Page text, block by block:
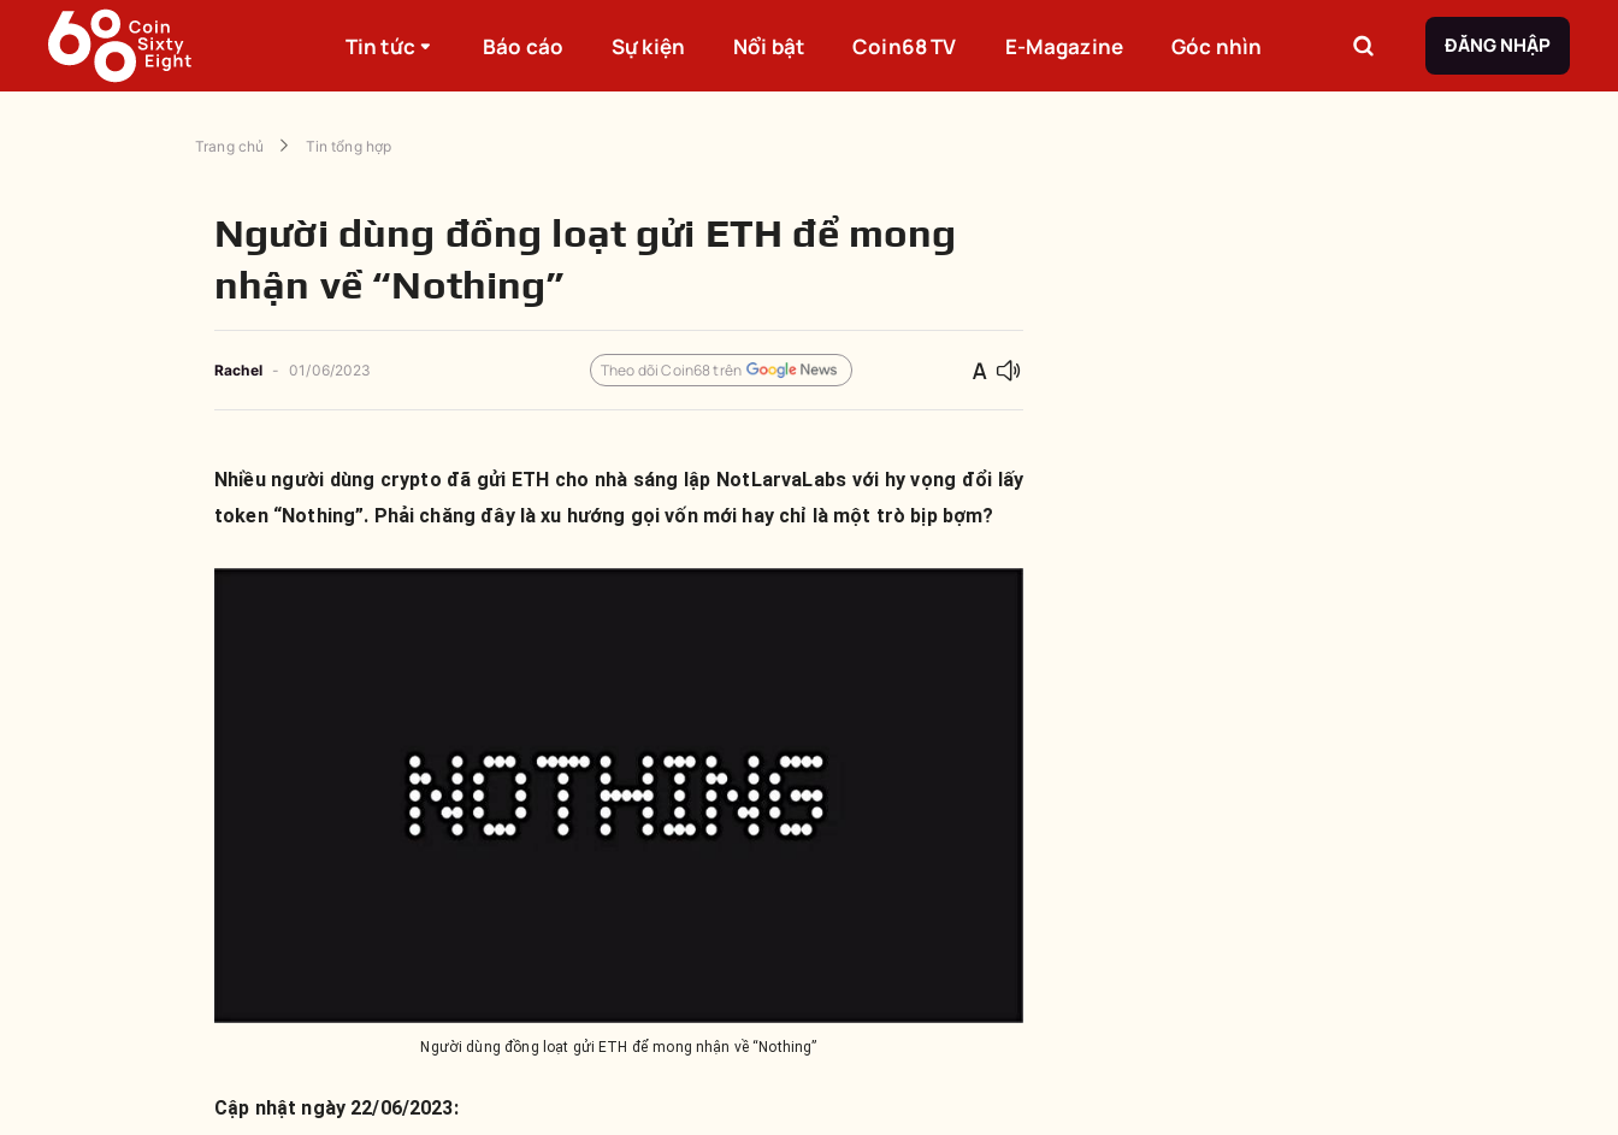
Tin tức Báo cáo Sự kiện Nổi bật Coin68 TV E-Magazine Góc nhìn ĐĂNG NHẬP
Trang chủ Tin tổng hợp
Người dùng đồng loạt gửi ETH để mong
nhận về “Nothing”
Rachel - 01/06/2023 Theo dõi Coin68 trên
Nhiều người dùng crypto đã gửi ETH cho nhà sáng lập NotLarvaLabs với hy vọng đổi lấy
token “Nothing”. Phải chăng đây là xu hướng gọi vốn mới hay chỉ là một trò bịp bợm?
Người dùng đồng loạt gửi ETH để mong nhận về “Nothing”
Cập nhật ngày 22/06/2023: